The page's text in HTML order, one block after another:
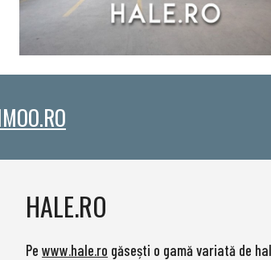
HALE.RO
Pewww.hale.ro găsești o gamă variată de